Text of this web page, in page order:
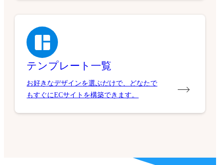
テンプレート一覧
お好きなデザインを選ぶだけで、どなたで
もすぐにECサイトを構築できます。